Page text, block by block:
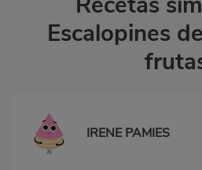
Escalopines
IRENE PAMIES